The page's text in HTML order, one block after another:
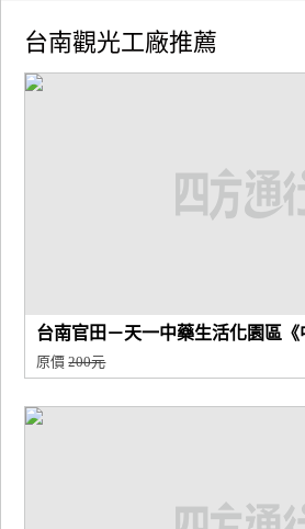
商
合
作
商
品
宣
台南觀光工廠推薦
台南官田－天一中藥生活化園區
原價200元